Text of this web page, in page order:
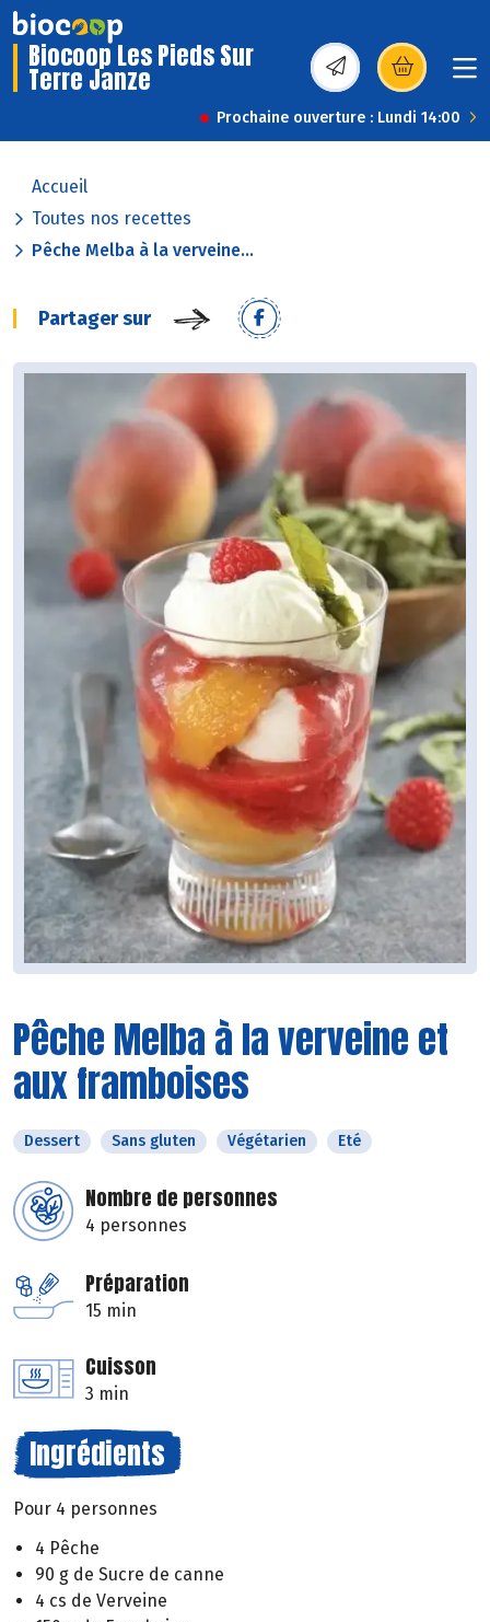
Biocoop Les Pieds Sur
Terre Janze (s’ouvre dans une
Prochaine ouverture : Lundi 14:00
Accueil
Toutes nos recettes
Pêche Melba à la verveine...
Partager sur
Pêche Melba à la verveine et
aux framboises
Dessert Sans gluten Végétarien Eté
Nombre de personnes
4 personnes
Préparation
15 min
Cuisson
3 min
Ingrédients
Pour 4 personnes
4 Pêche
90 g de Sucre de canne
4 cs de Verveine